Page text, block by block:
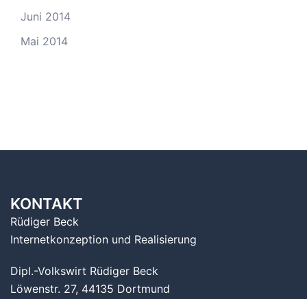
Juni 2014
Mai 2014
KONTAKT
Rüdiger Beck
Internetkonzeption und Realisierung
Dipl.-Volkswirt Rüdiger Beck
Löwenstr. 27, 44135 Dortmund